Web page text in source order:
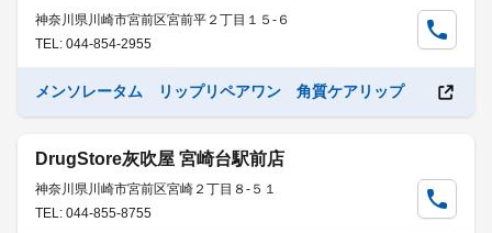
神奈川県川崎市宮前区宮前平２丁目１５-６
TEL: 044-854-2955
メンソレータム リップリペアワン 角質ケアリップ
DrugStore灰吹屋 宮崎台駅前店
神奈川県川崎市宮前区宮崎２丁目８-５１
TEL: 044-855-8755